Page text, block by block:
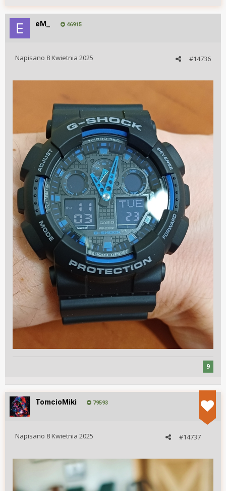
eM_ 46915
#14736
Napisano 8 Kwietnia 2025
9
TomcioMiki 79593
#14737
Napisano 8 Kwietnia 2025